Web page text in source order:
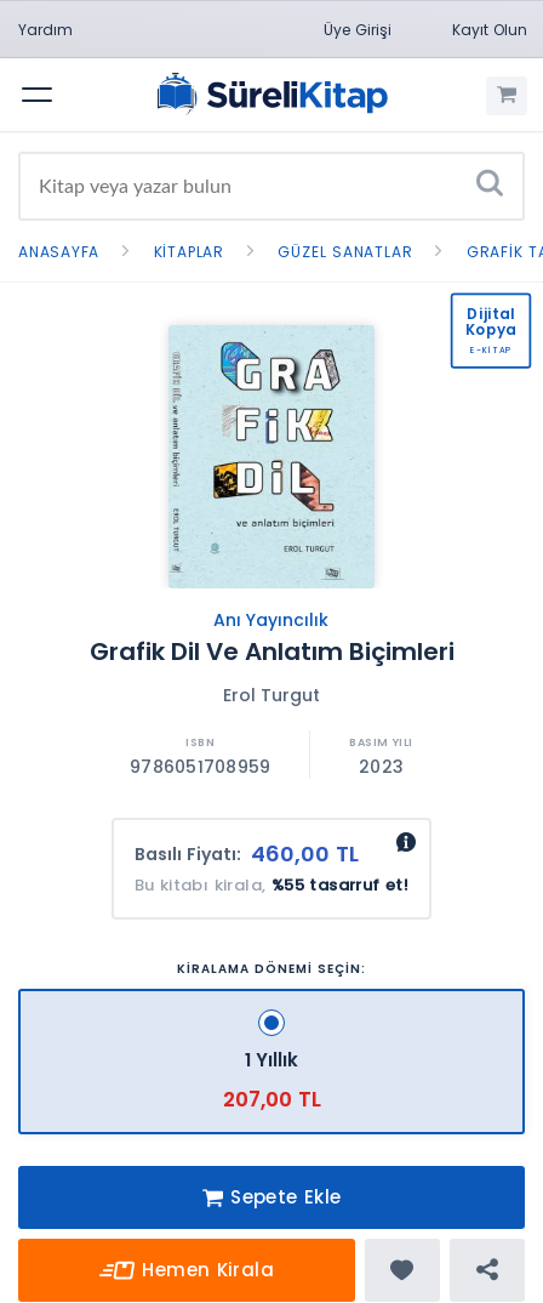
Yardım Üye Girişi Kayıt Olun
Menü
ANASAYFA KITAPLAR GÜZEL SANATLAR GRAFIK
Anı Yayıncılık
Grafik Dil Ve Anlatım Biçimleri
Erol Turgut
9786051708959 2023
Basılı Fiyatı: 460,00 TL
Bu kitabı kirala, %55 tasarruf et!
KİRALAMA DÖNEMİ SEÇİN:
1 Yıllık
207,00 TL
Sepete Ekle
Hemen Kirala
Dijital
Kopya
E-KİTAP